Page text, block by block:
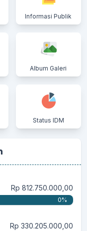
Informasi Publik
Album Galeri
Status IDM
Rp 812.750.000,00
0%
Rp 330.205.000,00